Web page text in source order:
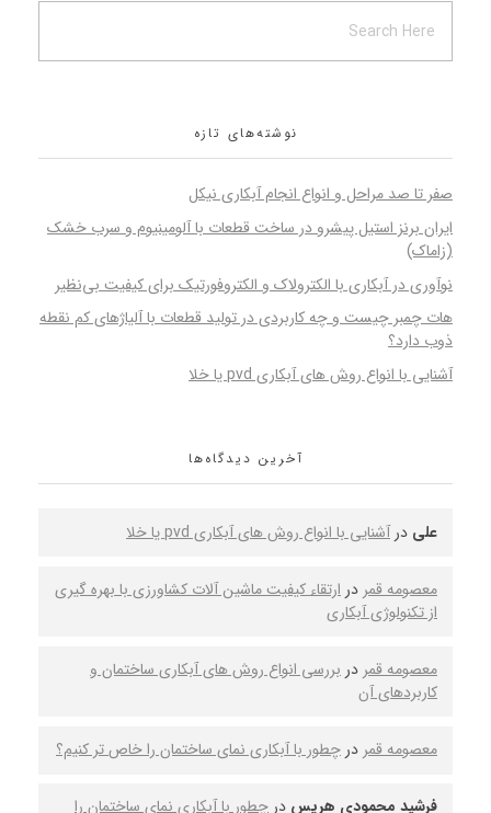
نوشته‌های تازه
صفر تا صد مراحل و انواع انجام آبکاری نیکل
ایران برنز استیل پیشرو در ساخت قطعات با آلومینیوم و سرب خشک
(زاماک)
نوآوری در آبکاری با الکترولاک و الکتروفورتیک برای کیفیت بی‌نظیر
هات چمبر چیست و چه کاربردی در تولید قطعات با آلیاژهای کم نقطه
ذوب دارد؟
آشنایی با انواع روش های آبکاری pvd یا خلا
آخرین دیدگاه‌ها
علی درآشنایی با انواع روش های آبکاری pvd یا خلا
معصومه قمر در ارتقاء کیفیت ماشین‌ آلات کشاورزی با بهره‌ گیری
از تکنولوژی آبکاری
معصومه قمر در بررسی انواع روش‌ های آبکاری ساختمان و
کاربردهای آن
معصومه قمر در چطور با آبکاری نمای ساختمان را خاص‌ تر کنیم؟
فرشید محمودی هریس در چطور با آبکاری نمای ساختمان را